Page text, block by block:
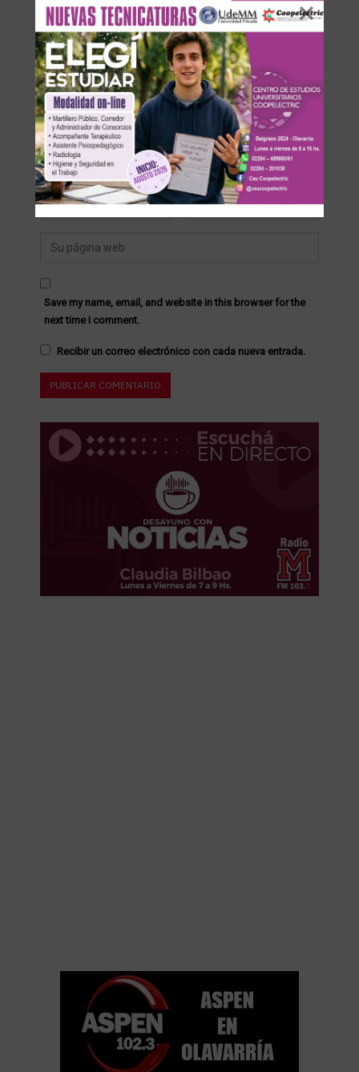
Su dirección de correo electrónico no será publicada.
Save my name, email, and website in this browser for the
next time I comment.
Recibir un correo electrónico con cada nueva entrada.